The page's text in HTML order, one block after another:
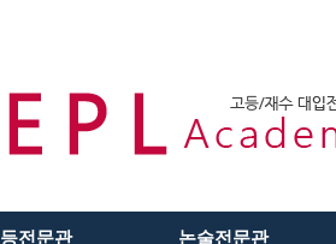
전문관 논술전문관